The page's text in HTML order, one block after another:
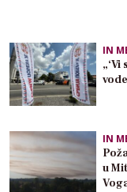
IN
IN
u